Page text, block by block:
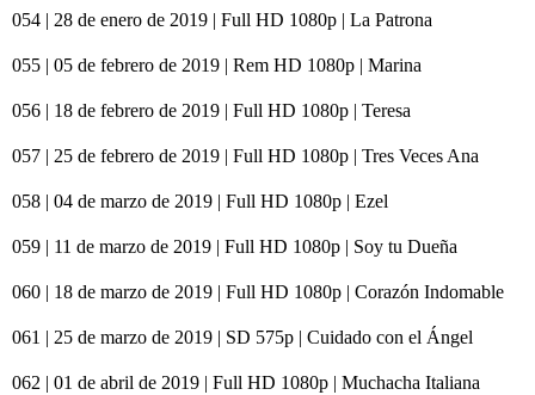
054 | 28 de enero de 2019 | Full HD 1080p | La Patrona
055 | 05 de febrero de 2019 | Rem HD 1080p | Marina
056 | 18 de febrero de 2019 | Full HD 1080p | Teresa
057 | 25 de febrero de 2019 | Full HD 1080p | Tres Veces Ana
058 | 04 de marzo de 2019 | Full HD 1080p | Ezel
059 | 11 de marzo de 2019 | Full HD 1080p | Soy tu Dueña
060 | 18 de marzo de 2019 | Full HD 1080p | Corazón Indomable
061 | 25 de marzo de 2019 | SD 575p | Cuidado con el Ángel
062 | 01 de abril de 2019 | Full HD 1080p | Muchacha Italiana